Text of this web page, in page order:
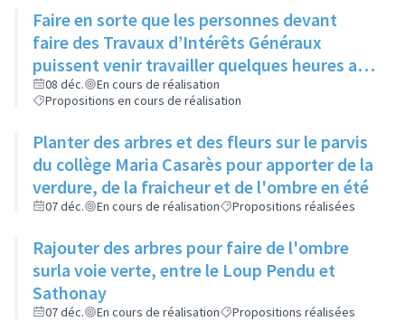
Faire en sorte que les personnes devant
faire des Travaux d’Intérêts Généraux
puissent venir travailler quelques heures aux
restos du cœur dans le cadre de leur
sanction
08 déc.
En cours de réalisation
Propositions en cours de réalisation
Planter des arbres et des fleurs sur le parvis
du collège Maria Casarès pour apporter de la
verdure, de la fraicheur et de l'ombre en été
07 déc. En cours de réalisation Propositions réalisées
Rajouter des arbres pour faire de l'ombre
surla voie verte, entre le Loup Pendu et
Sathonay
07 déc. En cours de réalisation Propositions réalisées